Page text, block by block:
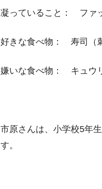
凝っていること： ファ
好きな食べ物： 寿司（
嫌いな食べ物： キュウ
市原さんは、小学校5年
す。